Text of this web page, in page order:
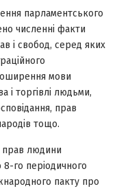
парламентського
численні факти
і свобод, серед яких
мови
і торгівлі людьми,
прав
тощо.
прав людини
го періодичного
пакту про